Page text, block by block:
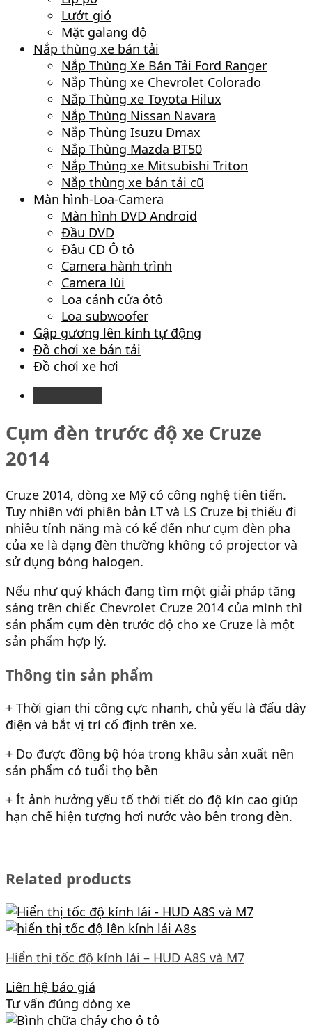
Lướt gió
Mặt galang độ
Nắp thùng xe bán tải
Nắp Thùng Xe Bán Tải Ford Ranger
Nắp Thùng xe Chevrolet Colorado
Nắp Thùng xe Toyota Hilux
Nắp Thùng Nissan Navara
Nắp Thùng Isuzu Dmax
Nắp Thùng Mazda BT50
Nắp Thùng xe Mitsubishi Triton
Nắp thùng xe bán tải cũ
Màn hình-Loa-Camera
Màn hình DVD Android
Đầu DVD
Đầu CD Ô tô
Camera hành trình
Camera lùi
Loa cánh cửa ôtô
Loa subwoofer
Gập gương lên kính tự động
Đồ chơi xe bán tải
Đồ chơi xe hơi
Cụm đèn trước độ xe Cruze
2014
Cruze 2014, dòng xe Mỹ có công nghệ tiên tiến.
Tuy nhiên với phiên bản LT và LS Cruze bị thiếu đi
nhiều tính năng mà có kể đến như cụm đèn pha
của xe là dạng đèn thường không có projector và
sử dụng bóng halogen.
Nếu như quý khách đang tìm một giải pháp tăng
sáng trên chiếc Chevrolet Cruze 2014 của mình thì
sản phẩm cụm đèn trước độ cho xe Cruze là một
sản phẩm hợp lý.
Thông tin sản phẩm
+ Thời gian thi công cực nhanh, chủ yếu là đấu dây
điện và bắt vị trí cố định trên xe.
+ Do được đồng bộ hóa trong khâu sản xuất nên
sản phẩm có tuổi thọ bền
+ Ít ảnh hưởng yếu tố thời tiết do độ kín cao giúp
hạn chế hiện tượng hơi nước vào bên trong đèn.
Related products
Hiển thị tốc độ kính lái – HUD A8S và M7
Liên hệ báo giá
Tư vấn đúng dòng xe